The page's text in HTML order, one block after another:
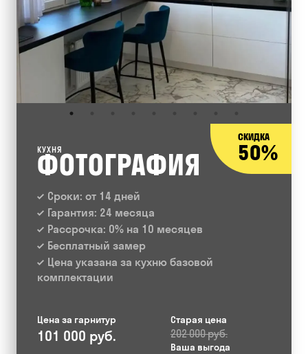
СКИДКА
50%
КУХНЯ
ФОТОГРАФИЯ
Сроки: от 14 дней
Гарантия: 24 месяца
Рассрочка: 0% на 10 месяцев
Бесплатный замер
Цена указана за кухню базовой
комплектации
Цена за гарнитур
101 000 руб.
Старая цена
202 000 руб.
Ваша выгода